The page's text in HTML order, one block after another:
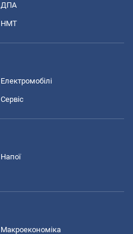
ДПА
НМТ
Електромобілі
Сервіс
Напої
Макроекономіка